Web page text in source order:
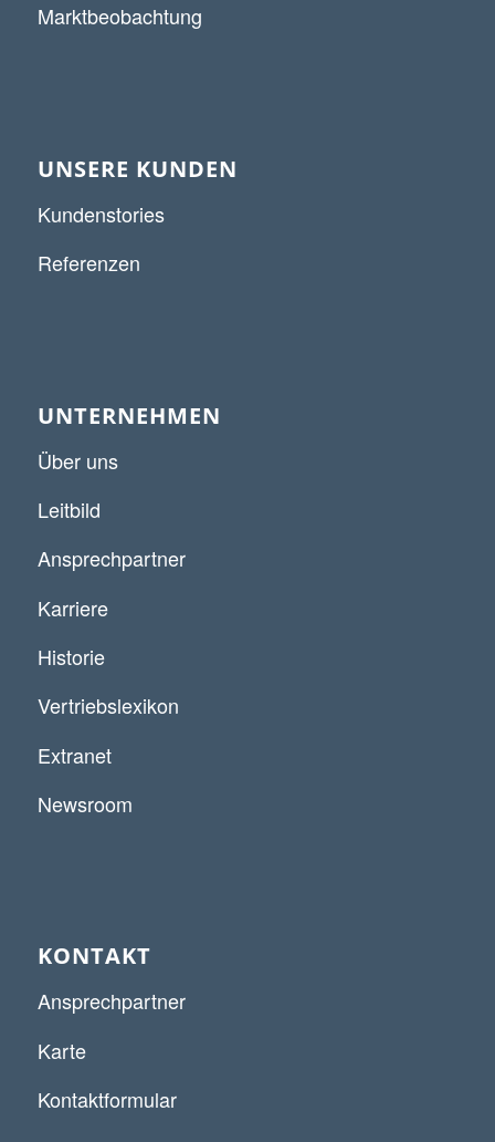
Marktbeobachtung
UNSERE KUNDEN
Kundenstories
Referenzen
UNTERNEHMEN
Über uns
Leitbild
Ansprechpartner
Karriere
Historie
Vertriebslexikon
Extranet
Newsroom
KONTAKT
Ansprechpartner
Karte
Kontaktformular